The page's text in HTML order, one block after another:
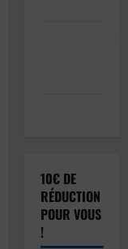
10€ DE
RÉDUCTION
POUR VOUS
!